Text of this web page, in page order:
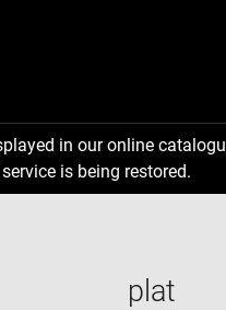
in our online
is being restored.
plat